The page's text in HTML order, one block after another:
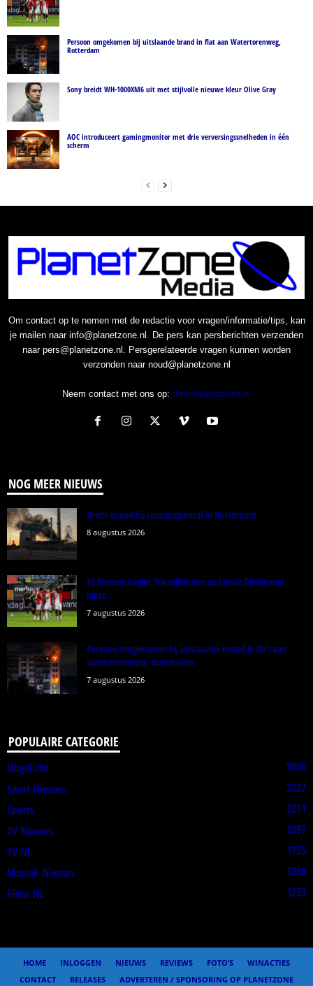
Persoon omgekomen bij uitslaande brand in flat aan Watertorenweg,
Rotterdam
Sony breidt WH-1000XM6 uit met stijlvolle nieuwe kleur Olive Gray
AOC introduceert gamingmonitor met drie verversingssnelheden in één
scherm
Om contact op te nemen met de redactie voor vragen/informatie/tips, kan
je mailen naar info@planetzone.nl. De pers kan persberichten verzenden
naar pers@planetzone.nl. Persgerelateerde vragen kunnen worden
verzonden naar noud@planetzone.nl
Neem contact met ons op: Info@planetzone.nl
NOG MEER NIEUWS
Grote brand bij recyclingbedrijf in Rotterdam
8 augustus 2026
FC Emmen begint 70e editie van de Eerste Divisie met
nipte...
7 augustus 2026
Persoon omgekomen bij uitslaande brand in flat aan
Watertorenweg, Rotterdam
7 augustus 2026
POPULAIRE CATEGORIE
Uitgelicht
5006
Sport Nieuws
2327
Sports
2211
TV Nieuws
2097
TV NL
1755
Muziek Nieuws
1268
Films NL
1253
HOME INLOGGEN NIEUWS REVIEWS FOTO’S
WINACTIES
CONTACT
RELEASES ADVERTEREN / SPONSORING OP PLANETZONE